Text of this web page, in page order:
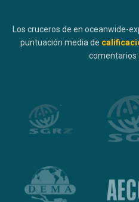
Los cruceros de en oceanwide-
puntuación media de
comentarios